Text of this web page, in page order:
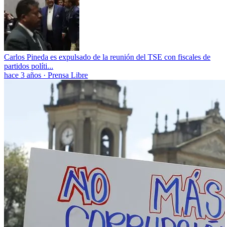
Carlos Pineda es expulsado de la reunión del TSE con fiscales de
partidos políti...
hace 3 años · Prensa Libre